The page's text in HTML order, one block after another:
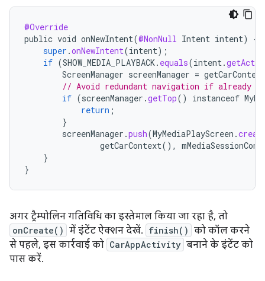
@Override
public void onNewIntent(@NonNull Intent intent)
{
super .onNewIntent(intent);
if (SHOW_MEDIA_PLAYBACK. equals(intent.
ScreenManager screenManager = getCarContext
// Avoid redundant navigation if already
if (screenManager .getTop() instanceof
return ;
}
screenManager .push(MyMediaPlayScreen .
getCarContext(),
}
}
अगर ट्रैम्पोलिन गतिविधि का इस्तेमाल किया जा रहा है, तो
onCreate() में इंटेंट ऐक्शन देखें. finish() को कॉल करने
से पहले, इस कार्रवाई को CarAppActivity बनाने के इंटेंट को
पास करें.